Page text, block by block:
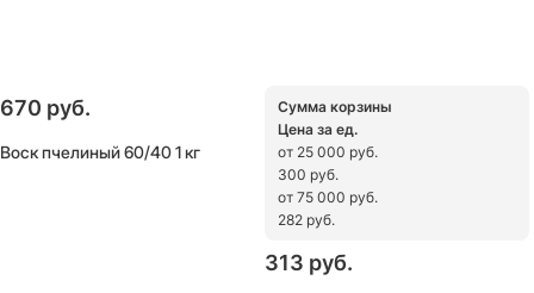
670 руб.
Воск пчелиный 60/40 1 кг
Сумма корзины
Цена за ед.
от 25 000 руб.
300 руб.
от 75 000 руб.
282 руб.
313 руб.